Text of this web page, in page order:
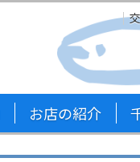
お店の紹介